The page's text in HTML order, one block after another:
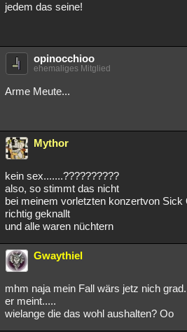
jedem das seine!
opinocchioo
ehemaliges Mitglied
Arme Meute...
Mythor
kein sex.......??????????
also, so stimmt das nicht
bei meinem vorletzten konzertvon Sick
richtig geknallt
und alle waren nüchtern
Gwaythiel
mhm naja mein Fall wärs jetz nich
er meint.....
wielange die das wohl aushalten? Oo